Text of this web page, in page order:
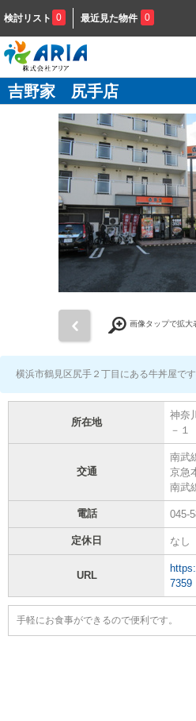
検討リスト 0 最近見た物件 0
吉野家 尻手店
画像タップで拡大
横浜市鶴見区尻手２丁目にある牛丼屋です
所在地
神奈
－１
交通
南武
京急
南武
電話 045-
定休日 なし
URL
7359
手軽にお食事ができるので便利です。